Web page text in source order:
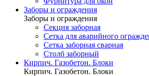
Заборы и ограждения
Заборы и ограждения
Секция заборная
Сетка для аварийного
Сетка заборная сварная
Столб заборный
Кирпич. Газобетон. Блоки
Кирпич. Газобетон. Блоки